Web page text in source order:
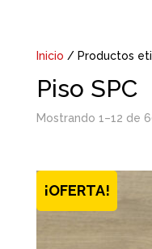
Inicio / Productos
Piso SPC
Mostrando 1–12 de
¡OFERTA!